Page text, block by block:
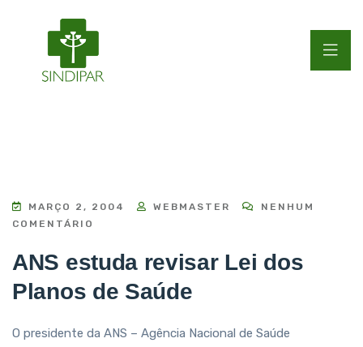
MARÇO 2, 2004 WEBMASTER
NENHUM
COMENTÁRIO
ANS estuda revisar Lei dos
Planos de Saúde
O presidente da ANS – Agência Nacional de Saúde